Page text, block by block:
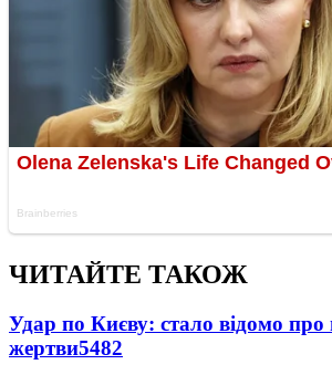
ЧИТАЙТЕ ТАКОЖ
Удар по Києву: стало відомо про
жертви5482